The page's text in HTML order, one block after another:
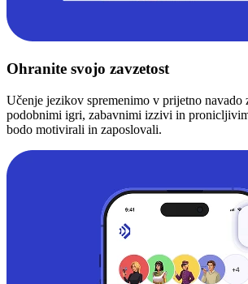
Ohranite svojo zavzetost
Učenje jezikov spremenimo v prijetno navado
podobnimi igri, zabavnimi izzivi in
bodo motivirali in zaposlovali.